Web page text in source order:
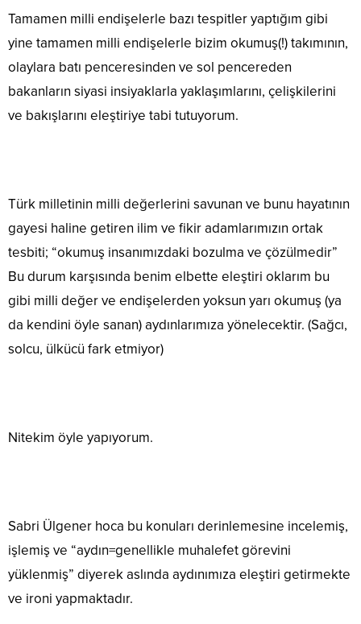
Tamamen milli endişelerle bazı tespitler yaptığım gibi
yine tamamen milli endişelerle bizim okumuş(!) takımının,
olaylara batı penceresinden ve sol pencereden
bakanların siyasi insiyaklarla yaklaşımlarını, çelişkilerini
ve bakışlarını eleştiriye tabi tutuyorum.
Türk milletinin milli değerlerini savunan ve bunu hayatının
gayesi haline getiren ilim ve fikir adamlarımızın ortak
tesbiti; “okumuş insanımızdaki bozulma ve çözülmedir”
Bu durum karşısında benim elbette eleştiri oklarım bu
gibi milli değer ve endişelerden yoksun yarı okumuş (ya
da kendini öyle sanan) aydınlarımıza yönelecektir. (Sağcı,
solcu, ülkücü fark etmiyor)
Nitekim öyle yapıyorum.
Sabri Ülgener hoca bu konuları derinlemesine incelemiş,
işlemiş ve “aydın=genellikle muhalefet görevini
yüklenmiş” diyerek aslında aydınımıza eleştiri getirmekte
ve ironi yapmaktadır.